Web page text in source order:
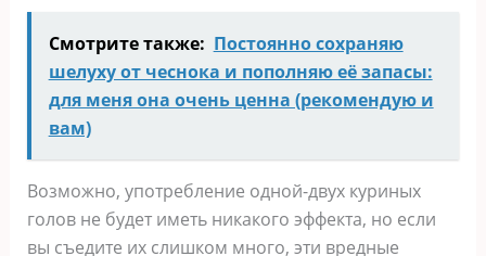
Смотрите также: Постоянно сохраняю
шелуху от чеснока и пополняю её запасы:
для меня она очень ценна (рекомендую и
вам)
Возможно, употребление одной-двух куриных
голов не будет иметь никакого эффекта, но если
вы съедите их слишком много, эти вредные